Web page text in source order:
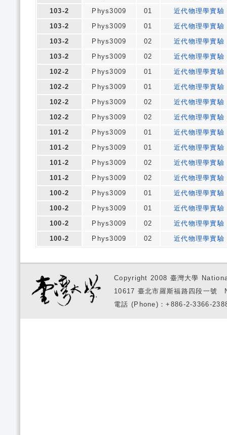
103-2
Phys3009 01
近代物理學實驗
103-2
Phys3009 01
近代物理學實驗
103-2
Phys3009 02
近代物理學實驗
103-2
Phys3009 02
近代物理學實驗
102-2
Phys3009 01
近代物理學實驗
102-2
Phys3009 01
近代物理學實驗
102-2
Phys3009 02
近代物理學實驗
102-2
Phys3009 02
近代物理學實驗
101-2
Phys3009 01
近代物理學實驗
101-2
Phys3009 01
近代物理學實驗
101-2
Phys3009 02
近代物理學實驗
101-2
Phys3009 02
近代物理學實驗
100-2
Phys3009 01
近代物理學實驗
100-2
Phys3009 01
近代物理學實驗
100-2
Phys3009 02
近代物理學實驗
100-2
Phys3009 02 近代物理學實驗
Copyright 2008 臺灣大學
10617 臺北市羅斯福路四段一
電話 (Phone)：+886-2-3366-